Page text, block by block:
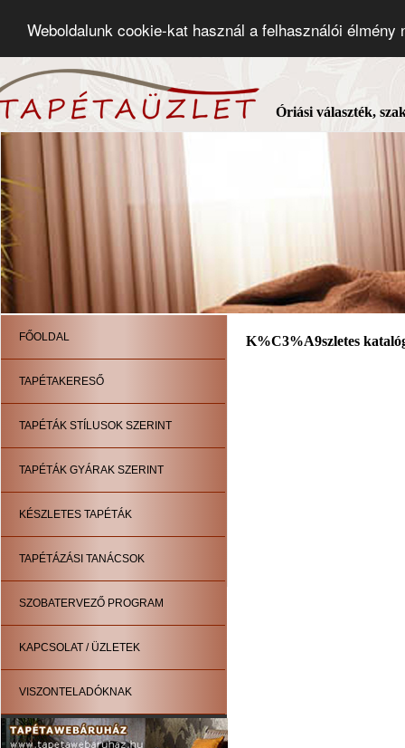
Weboldalunk cookie-kat használ a felhasználói élmény
Óriási választék,
FŐOLDAL
TAPÉTAKERESŐ
TAPÉTÁK STÍLUSOK SZERINT
TAPÉTÁK GYÁRAK SZERINT
KÉSZLETES TAPÉTÁK
TAPÉTÁZÁSI TANÁCSOK
SZOBATERVEZŐ PROGRAM
KAPCSOLAT / ÜZLETEK
VISZONTELADÓKNAK
K%C3%A9szletes